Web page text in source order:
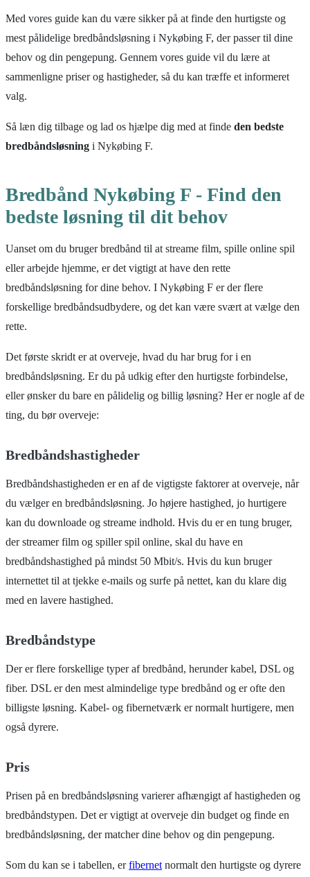
Med vores guide kan du være sikker på at finde den hurtigste og
mest pålidelige bredbåndsløsning i Nykøbing F, der passer til dine
behov og din pengepung. Gennem vores guide vil du lære at
sammenligne priser og hastigheder, så du kan træffe et informeret
valg.
Så læn dig tilbage og lad os hjælpe dig med at finde den bedste
bredbåndsløsning i Nykøbing F.
Bredbånd Nykøbing F - Find den
bedste løsning til dit behov
Uanset om du bruger bredbånd til at streame film, spille online spil
eller arbejde hjemme, er det vigtigt at have den rette
bredbåndsløsning for dine behov. I Nykøbing F er der flere
forskellige bredbåndsudbydere, og det kan være svært at vælge den
rette.
Det første skridt er at overveje, hvad du har brug for i en
bredbåndsløsning. Er du på udkig efter den hurtigste forbindelse,
eller ønsker du bare en pålidelig og billig løsning? Her er nogle af de
ting, du bør overveje:
Bredbåndshastigheder
Bredbåndshastigheden er en af de vigtigste faktorer at overveje, når
du vælger en bredbåndsløsning. Jo højere hastighed, jo hurtigere
kan du downloade og streame indhold. Hvis du er en tung bruger,
der streamer film og spiller spil online, skal du have en
bredbåndshastighed på mindst 50 Mbit/s. Hvis du kun bruger
internettet til at tjekke e-mails og surfe på nettet, kan du klare dig
med en lavere hastighed.
Bredbåndstype
Der er flere forskellige typer af bredbånd, herunder kabel, DSL og
fiber. DSL er den mest almindelige type bredbånd og er ofte den
billigste løsning. Kabel- og fibernetværk er normalt hurtigere, men
også dyrere.
Pris
Prisen på en bredbåndsløsning varierer afhængigt af hastigheden og
bredbåndstypen. Det er vigtigt at overveje din budget og finde en
bredbåndsløsning, der matcher dine behov og din pengepung.
Som du kan se i tabellen, erfibernet normalt den hurtigste og dyrere